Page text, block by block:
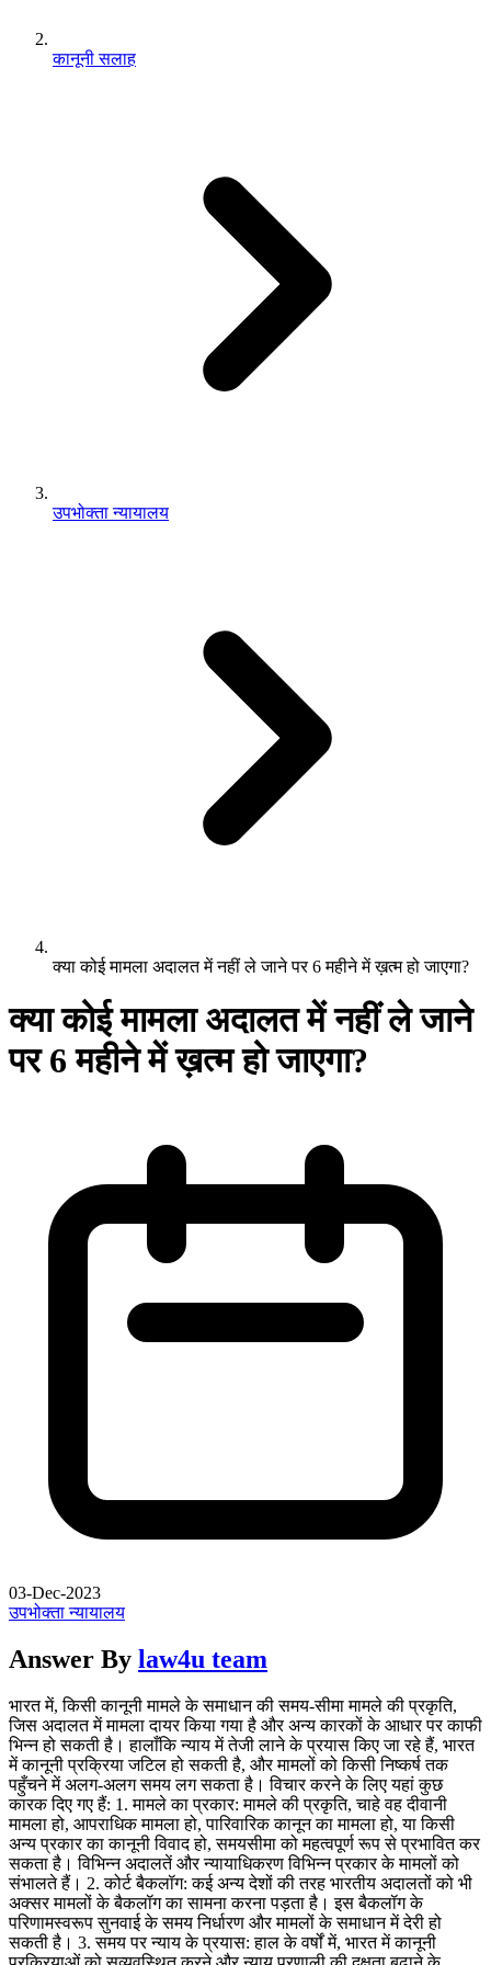
कानूनी सलाह
उपभोक्ता न्यायालय
क्या कोई मामला अदालत में नहीं ले जाने पर 6 महीने में ख़त्म हो जाएगा?
क्या कोई मामला अदालत में नहीं ले जाने
पर 6 महीने में ख़त्म हो जाएगा?
03-Dec-2023
उपभोक्ता न्यायालय
Answer By law4u team
भारत में, किसी कानूनी मामले के समाधान की समय-सीमा मामले की प्रकृति,
जिस अदालत में मामला दायर किया गया है और अन्य कारकों के आधार पर काफी
भिन्न हो सकती है। हालाँकि न्याय में तेजी लाने के प्रयास किए जा रहे हैं, भारत
में कानूनी प्रक्रिया जटिल हो सकती है, और मामलों को किसी निष्कर्ष तक
पहुँचने में अलग-अलग समय लग सकता है। विचार करने के लिए यहां कुछ
कारक दिए गए हैं: 1. मामले का प्रकार: मामले की प्रकृति, चाहे वह दीवानी
मामला हो, आपराधिक मामला हो, पारिवारिक कानून का मामला हो, या किसी
अन्य प्रकार का कानूनी विवाद हो, समयसीमा को महत्वपूर्ण रूप से प्रभावित कर
सकता है। विभिन्न अदालतें और न्यायाधिकरण विभिन्न प्रकार के मामलों को
संभालते हैं। 2. कोर्ट बैकलॉग: कई अन्य देशों की तरह भारतीय अदालतों को भी
अक्सर मामलों के बैकलॉग का सामना करना पड़ता है। इस बैकलॉग के
परिणामस्वरूप सुनवाई के समय निर्धारण और मामलों के समाधान में देरी हो
सकती है। 3. समय पर न्याय के प्रयास: हाल के वर्षों में, भारत में कानूनी